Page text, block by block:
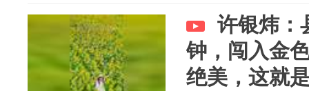
许银炜：
钟，闯入金
绝美，这就